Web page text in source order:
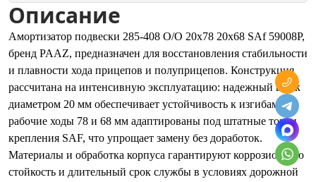
Описание
Амортизатор подвески 285-408 O/O 20x78 20x68 SAf 59008P,
бренд PAAZ, предназначен для восстановления стабильности
и плавности хода прицепов и полуприцепов. Конструкция
рассчитана на интенсивную эксплуатацию: надежный шток
диаметром 20 мм обеспечивает устойчивость к изгибам,
рабочие ходы 78 и 68 мм адаптированы под штатные точки
крепления SAF, что упрощает замену без доработок.
Материалы и обработка корпуса гарантируют коррозионную
стойкость и длительный срок службы в условиях дорожной